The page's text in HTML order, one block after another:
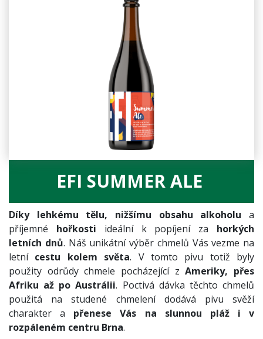
EFI SUMMER ALE
Díky lehkému tělu, nižšímu obsahu alkoholu a
příjemné hořkosti ideální k popíjení za horkých
letních dnů. Náš unikátní výběr chmelů Vás vezme na
letní cestu kolem světa. V tomto pivu totiž byly
použity odrůdy chmele pocházející zAmeriky, přes
Afriku až po Austrálii. Poctivá dávka těchto chmelů
použitá na studené chmelení dodává pivu svěží
charakter a přenese Vás na slunnou pláž i v
rozpáleném centru Brna.